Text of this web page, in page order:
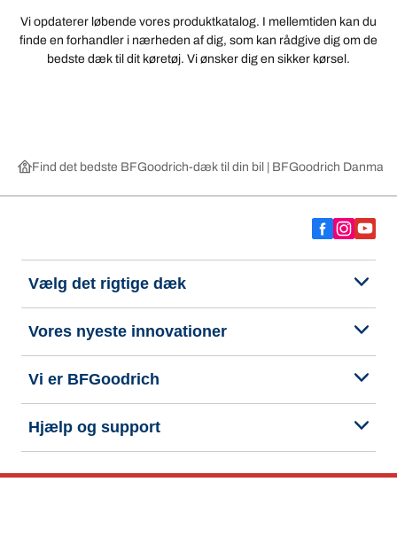
Vi opdaterer løbende vores produktkatalog. I mellemtiden kan du
finde en forhandler i nærheden af dig, som kan rådgive dig om de
bedste dæk til dit køretøj. Vi ønsker dig en sikker kørsel.
Find det bedste BFGoodrich-dæk til din bil | BFGoodrich Danmark
Vælg det rigtige dæk
Vores nyeste innovationer
Vi er BFGoodrich
Hjælp og support